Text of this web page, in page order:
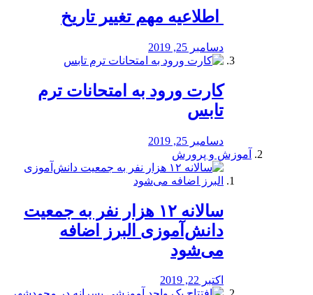
️ اطلاعیه مهم تغییر تاریخ
دسامبر 25, 2019
کارت ورود به امتحانات ترم
تابس
دسامبر 25, 2019
آموزش و پرورش
️سالانه ۱۲ هزار نفر به جمعیت
دانش‌آموزی البرز اضافه
می‌شود
اکتبر 22, 2019